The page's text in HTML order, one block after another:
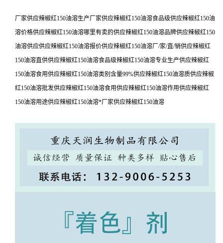
厂家供应辣椒红150油溶生产厂家供应辣椒红150油溶食品级供应辣椒红150油
溶价格供应辣椒红150油溶哪里有卖的供应辣椒红150油溶品牌供应辣椒红150
油溶供应供应辣椒红150油溶报价供应辣椒红150油溶厂/家/直/销供应辣椒红
150油溶直供供应辣椒红150油溶食品级辣椒红150油溶专业生产供应辣椒红
150油溶食用供应辣椒红150油溶类别含量99%供应辣椒红150油溶质供应辣椒
红150油溶批发供应辣椒红150油溶食用供应辣椒红150油溶作用供应辣椒红
150油溶用途供应辣椒红150油溶*厂家供应辣椒红150油溶